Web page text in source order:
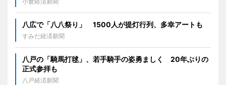
八広で「八八祭り」 1500人が提灯行列、多幸アートも
すみだ経済新聞
八戸の「騎馬打毬」、若手騎手の姿勇ましく 20年ぶりの
正式参拝も
八戸経済新聞